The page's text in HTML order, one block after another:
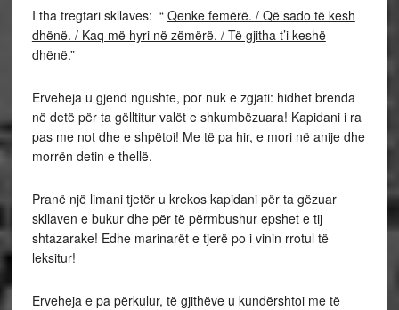
I tha tregtari skllaves: “ Qenke femërë. / Që sado të kesh
dhënë. / Kaq më hyri në zëmërë. / Të gjitha t’i keshë
dhënë.”
Erveheja u gjend ngushte, por nuk e zgjati: hidhet brenda
në detë për ta gëlltitur valët e shkumbëzuara! Kapidani i ra
pas me not dhe e shpëtoi! Me të pa hir, e mori në anije dhe
morrën detin e thellë.
Pranë një limani tjetër u krekos kapidani për ta gëzuar
skllaven e bukur dhe për të përmbushur epshet e tij
shtazarake! Edhe marinarët e tjerë po i vinin rrotul të
leksitur!
Erveheja e pa përkulur, të gjithëve u kundërshtoi me të